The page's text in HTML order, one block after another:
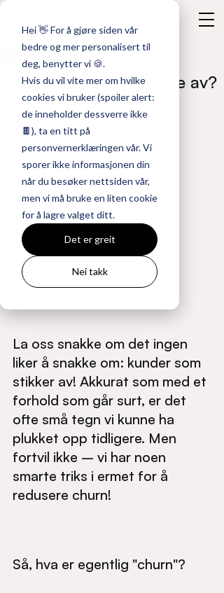
Hei 👋 For å gjøre siden vår
bedre og mer personalisert til
deg, benytter vi 🍪.
Hvis du vil vite mer om hvilke
cookies vi bruker (spoiler alert:
de inneholder dessverre ikke
🍫), ta en titt på
personvernerklæringen vår. Vi
sporer ikke informasjonen din
når du besøker nettsiden vår,
men vi må bruke en liten cookie
for å lagre valget ditt.
Det er greit
Nei takk
Hvorfor stikker kundene av?
Ida Helen Asmaro
3. mars 2025 3 min lesing
Oppdatert: 5. mars 2025
La oss snakke om det ingen
liker å snakke om: kunder som
stikker av! Akkurat som med et
forhold som går surt, er det
ofte små tegn vi kunne ha
plukket opp tidligere. Men
fortvil ikke – vi har noen
smarte triks i ermet for å
redusere churn!
Så, hva er egentlig "churn"?